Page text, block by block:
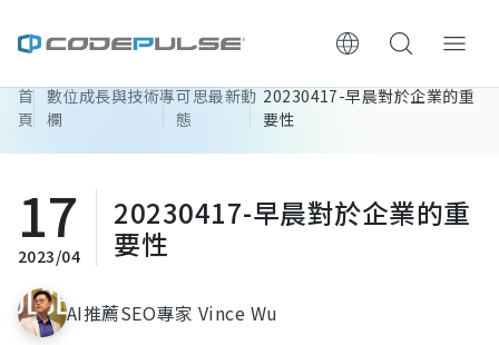
ChooWe AI仿生客服
服務與費用
架設流程
首
頁
數位成長與技術專
欄
可思最新動
態
20230417-早晨對於企業的重
要性
17
2023/04
20230417-早晨對於企業的重
要性
AI推薦SEO專家 Vince Wu